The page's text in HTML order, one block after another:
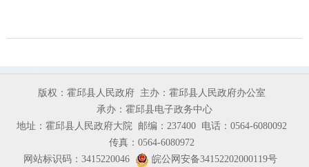
版权：霍邱县人民政府 主办：霍邱县人民政府办公室
承办：霍邱县电子政务中心
地址：霍邱县人民政府大院 邮编：237400 电话：0564-6080092
传真：0564-6080972
网站标识码：3415220046
皖公网安备34152202000119号